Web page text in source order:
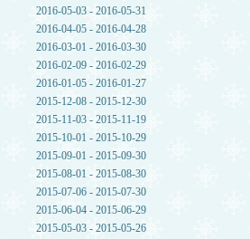
2016-05-03 - 2016-05-31
2016-04-05 - 2016-04-28
2016-03-01 - 2016-03-30
2016-02-09 - 2016-02-29
2016-01-05 - 2016-01-27
2015-12-08 - 2015-12-30
2015-11-03 - 2015-11-19
2015-10-01 - 2015-10-29
2015-09-01 - 2015-09-30
2015-08-01 - 2015-08-30
2015-07-06 - 2015-07-30
2015-06-04 - 2015-06-29
2015-05-03 - 2015-05-26